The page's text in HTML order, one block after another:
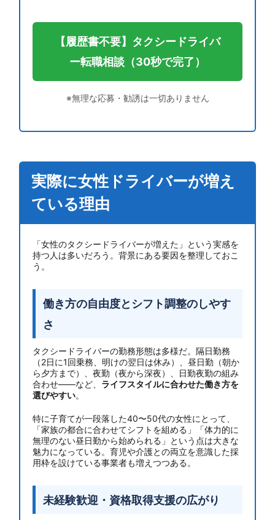
【履歴書不要】タクシードライバ
ー転職相談（30秒で完了）
※無理な応募・勧誘は一切ありません
実際に女性ドライバーが増え
ている理由
「女性のタクシードライバーが増えた」という実感を
持つ人は多いだろう。背景にある要因を整理しておこ
う。
働き方の自由度とシフト調整のしやす
さ
タクシードライバーの勤務形態は多様だ。隔日勤務
（2日に1回乗務、明けの翌日は休み）、昼日勤（朝か
ら夕方まで）、夜勤（夜から深夜）、日勤夜勤の組み
合わせ——など、 ライフスタイルに合わせた働き方を
選びやすい。
特に子育てが一段落した40〜50代の女性にとって、
「家族の都合に合わせてシフトを組める」「体力的に
無理のない昼日勤から始められる」という点は大きな
魅力になっている。育児や介護との両立を意識した採
用枠を設けている事業者も増えつつある。
未経験歓迎・資格取得支援の広がり